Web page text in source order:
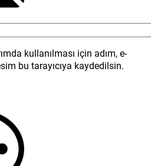
kullanılması için adım, e-
bu tarayıcıya kaydedilsin.